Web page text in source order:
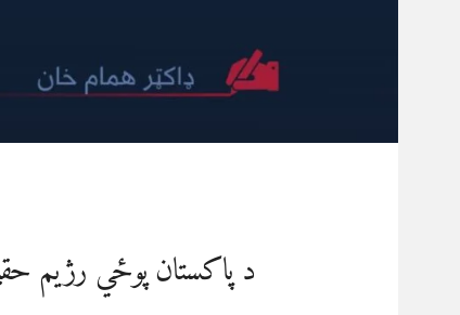
د پاکستان پوځي رژیم